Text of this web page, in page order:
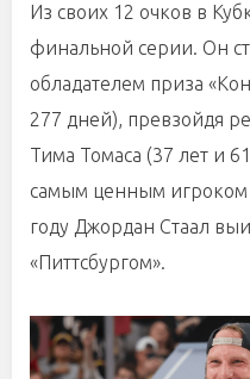
Из своих 12 очков в
финальной серии. Он
обладателем приза
277 дней), превзойдя
Тима Томаса (37 лет и
самым ценным игроком
году Джордан Стаал
«Питтсбургом».